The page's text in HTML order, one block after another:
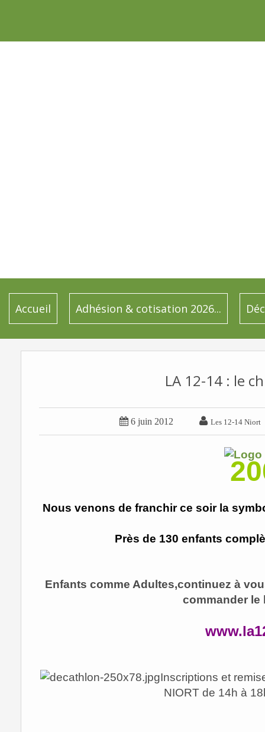
Accueil Adhésion & cotisation 2026...
LA 12-14 : le
 6 juin 2012  Les 12-14 Niort
Nous venons de franchir ce soir la
Près de 130 enfants
Enfants comme Adultes,continuez à
commander le
Inscriptions et
NIORT de 14h à